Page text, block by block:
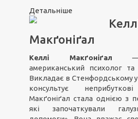
Детальніше
Макґоніґал
Келлі Макґоніґал —
американський психолог та
Викладає в Стенфордському
консультує неприбуткові
Макґоніґал стала однією з
які започаткували